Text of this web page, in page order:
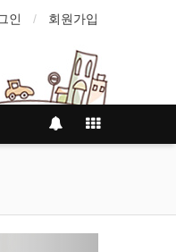
인 회원가입